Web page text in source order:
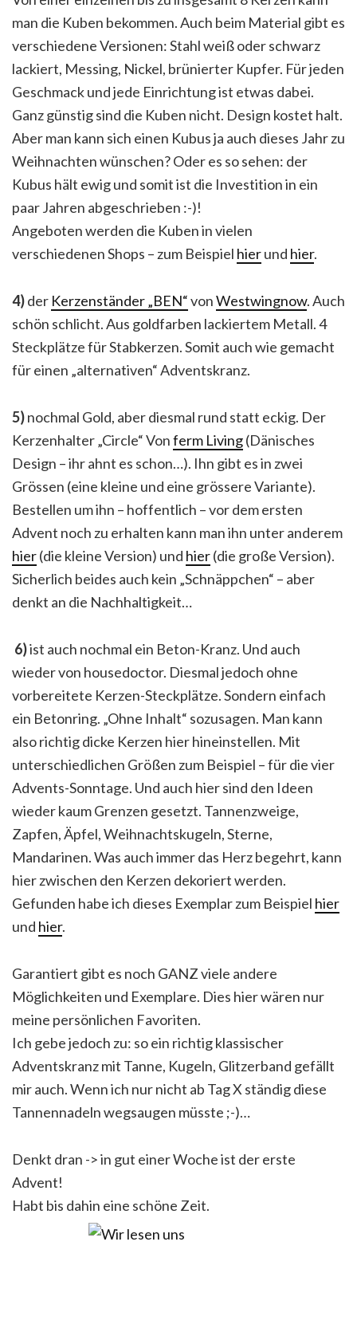
man die Kuben bekommen. Auch beim Material gibt es
verschiedene Versionen: Stahl weiß oder schwarz
lackiert, Messing, Nickel, brünierter Kupfer. Für jeden
Geschmack und jede Einrichtung ist etwas dabei.
Ganz günstig sind die Kuben nicht. Design kostet halt.
Aber man kann sich einen Kubus ja auch dieses Jahr zu
Weihnachten wünschen? Oder es so sehen: der
Kubus hält ewig und somit ist die Investition in ein
paar Jahren abgeschrieben :-)!
Angeboten werden die Kuben in vielen
verschiedenen Shops – zum Beispiel hierund hier.
4)der Kerzenständer „BEN“vonWestwingnow. Auch
schön schlicht. Aus goldfarben lackiertem Metall. 4
Steckplätze für Stabkerzen. Somit auch wie gemacht
für einen „alternativen“ Adventskranz.
5)nochmal Gold, aber diesmal rund statt eckig. Der
Kerzenhalter „Circle“ Vonferm Living(Dänisches
Design – ihr ahnt es schon…). Ihn gibt es in zwei
Grössen (eine kleine und eine grössere Variante).
Bestellen um ihn – hoffentlich – vor dem ersten
Advent noch zu erhalten kann man ihn unter anderem
hier(die kleine Version) und hier(die große Version).
Sicherlich beides auch kein „Schnäppchen“ – aber
denkt an die Nachhaltigkeit…
6)ist auch nochmal ein Beton-Kranz. Und auch
wieder von housedoctor. Diesmal jedoch ohne
vorbereitete Kerzen-Steckplätze. Sondern einfach
ein Betonring. „Ohne Inhalt“ sozusagen. Man kann
also richtig dicke Kerzen hier hineinstellen. Mit
unterschiedlichen Größen zum Beispiel – für die vier
Advents-Sonntage. Und auch hier sind den Ideen
wieder kaum Grenzen gesetzt. Tannenzweige,
Zapfen, Äpfel, Weihnachtskugeln, Sterne,
Mandarinen. Was auch immer das Herz begehrt, kann
hier zwischen den Kerzen dekoriert werden.
Gefunden habe ich dieses Exemplar zum Beispiel hier
und hier.
Garantiert gibt es noch GANZ viele andere
Möglichkeiten und Exemplare. Dies hier wären nur
meine persönlichen Favoriten.
Ich gebe jedoch zu: so ein richtig klassischer
Adventskranz mit Tanne, Kugeln, Glitzerband gefällt
mir auch. Wenn ich nur nicht ab Tag X ständig diese
Tannennadeln wegsaugen müsste ;-)…
Denkt dran -> in gut einer Woche ist der erste
Advent!
Habt bis dahin eine schöne Zeit.